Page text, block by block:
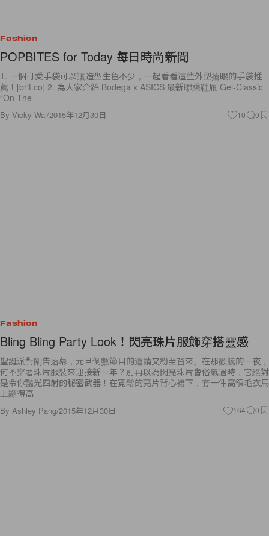
Fashion
POPBITES for Today 每日時尚新聞
1. 一個可愛手袋可以讓造型生色不少，一起看看這些外型搶眼的手袋推
薦！[brit.co] 2. 為大家介紹 Bodega x ASICS 最新聯乘鞋履 Gel-Classic
“On The
By Vicky Wai/2015年12月30日 10 0
Fashion
Bling Bling Party Look！閃亮珠片服飾穿搭靈感
聖誕派對剛告落幕，元旦倒數節目的邀請又紛至沓來。在那歡騰的一夜，
何不穿著珠片服裝來迎接新一年？別再以為閃亮珠片會俗氣過時，它絕對
是令你豔光四射的秘密武器！在寬鬆的亮片背心裙下，套一件高領毛衣馬
上顯得高
By Ashley Pang/2015年12月30日 164 0